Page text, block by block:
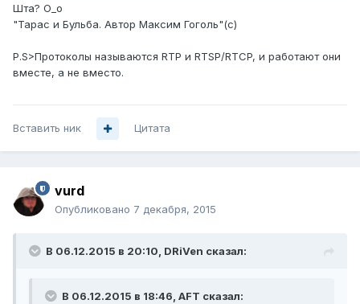
Шта? О_о
"Тарас и Бульба. Автор Максим Гоголь"(с)
P.S>Протоколы называются RTP и RTSP/RTCP, и работают они
вместе, а не вместо.
Вставить ник Цитата
vurd
Опубликовано 7 декабря, 2015
В 06.12.2015 в 20:10, DRiVen сказал:
В 06.12.2015 в 18:46, AFT сказал: